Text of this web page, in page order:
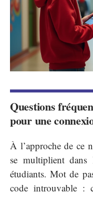
Questions
pour une
À l’approche de ce
se multiplient
étudiants. Mot de
code introuvable :